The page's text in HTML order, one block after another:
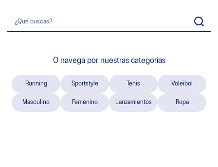
O navega por nuestras categorías
Running Sportstyle Tenis Voleibol
Masculino Femenino Lanzamientos Ropa